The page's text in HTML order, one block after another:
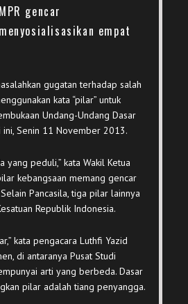
MPR gencar
menyosialisasikan empat
gugatan terhadap salah
kata “pilar” untuk
Undang-Undang Dasar
ini, Senin 11 November 2013.
yang peduli,” kata Wakil Ketua
kebangsaan memang gencar
Pancasila, tiga pilar lainnya
Republik Indonesia.
kata pengacara Luthfi Yazid
di antaranya Pusat Studi
arti yang berbeda. Dasar
pilar adalah tiang penyangga.